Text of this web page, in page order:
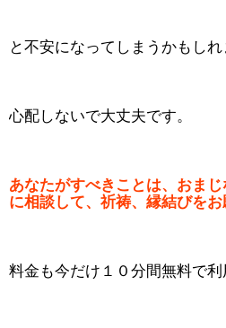
と不安になってしまうかもしれ
心配しないで大丈夫です。
あなたがすべきことは、おま
に相談して、祈祷、縁結びをお
料金も今だけ１０分間無料で利